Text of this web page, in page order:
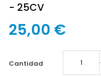
- 25CV
25,00 €
cantidad